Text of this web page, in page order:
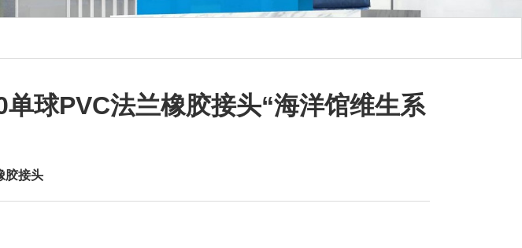
单球PVC法兰橡胶接头“海洋馆维生系
胶接头